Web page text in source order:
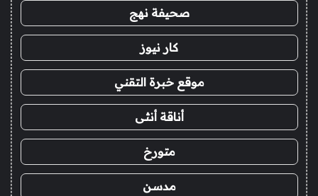
صحيفة نهج
كار نيوز
موقع خبرة التقني
أناقة أنثى
متورخ
مدسن